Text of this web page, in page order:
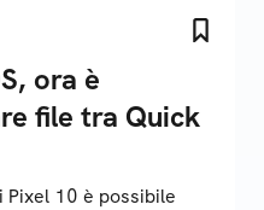
ora è
file tra Quick
Pixel 10 è possibile